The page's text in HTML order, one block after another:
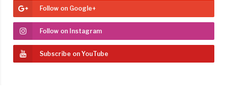
Follow on Google+
Follow on Instagram
Subscribe on YouTube